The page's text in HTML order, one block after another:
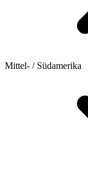
Mittel- / Südamerika